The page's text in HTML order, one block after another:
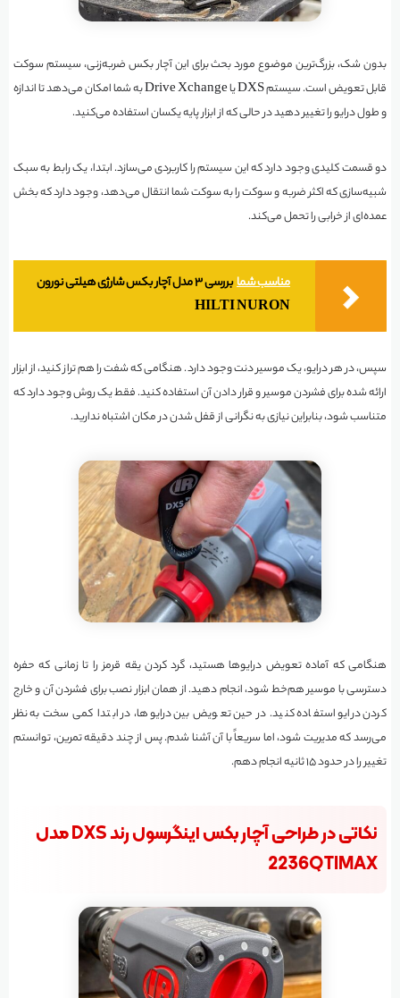
بدون شک، بزرگ‌ترین موضوع مورد بحث برای این آچار بکس ضربه‌زنی، سیستم سوکت
قابل تعویض است. سیستم DXS یا Drive Xchange به شما امکان می‌دهد تا اندازه
و طول درایو را تغییر دهید در حالی که از ابزار پایه یکسان استفاده می‌کنید.
دو قسمت کلیدی وجود دارد که این سیستم را کاربردی می‌سازد. ابتدا، یک رابط به سبک
شبیه‌سازی که اکثر ضربه و سوکت را به سوکت شما انتقال می‌دهد، وجود دارد که بخش
عمده‌ای از خرابی را تحمل می‌کند.
مناسب شما
بررسی ۳ مدل آچار بکس شارژی هیلتی نورون
HILTI NURON
سپس، در هر درایو، یک موسیر دنت وجود دارد. هنگامی که شفت را هم تراز کنید، از ابزار
ارائه شده برای فشردن موسیر و قرار دادن آن استفاده کنید. فقط یک روش وجود دارد که
متناسب شود، بنابراین نیازی به نگرانی از قفل شدن در مکان اشتباه ندارید.
هنگامی که آماده تعویض درایوها هستید، گرد کردن یقه قرمز را تا زمانی که حفره
دسترسی با موسیر هم‌خط شود، انجام دهید. از همان ابزار نصب برای فشردن آن و خارج
کردن درایو استفاده کنید. در حین تعویض بین درایوها، در ابتدا کمی سخت به نظر
می‌رسد که مدیریت شود، اما سریعاً با آن آشنا شدم. پس از چند دقیقه تمرین، توانستم
تغییر را در حدود ۱۵ ثانیه انجام دهم.
نکاتی در طراحی آچار بکس اینگرسول رند DXS مدل
2236QTIMAX